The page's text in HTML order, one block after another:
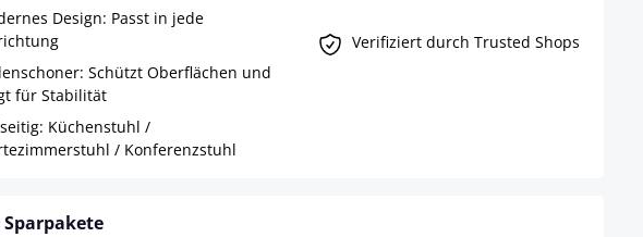
Design: Passt in jede
Schützt Oberflächen und
für Stabilität
Küchenstuhl /
/ Konferenzstuhl
Verifiziert durch Trusted Shops
Sparpakete